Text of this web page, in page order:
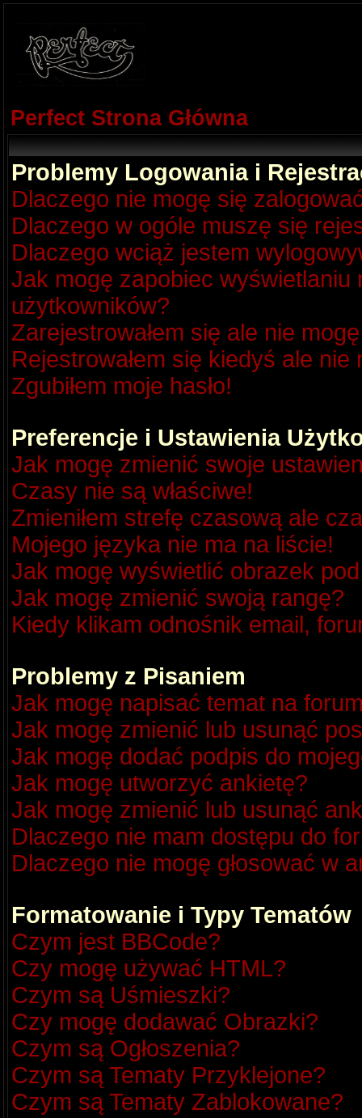
Perfect Strona Główna
Problemy Logowania i
Dlaczego nie mogę się
Dlaczego w ogóle muszę się
Dlaczego wciąż jestem
Jak mogę zapobiec
użytkowników?
Zarejestrowałem się ale nie
Rejestrowałem się kiedyś ale
Zgubiłem moje hasło!
Preferencje i Ustawienia
Jak mogę zmienić swoje
Czasy nie są właściwe!
Zmieniłem strefę czasową ale
Mojego języka nie ma na liście!
Jak mogę wyświetlić obrazek
Jak mogę zmienić swoją rangę?
Kiedy klikam odnośnik email,
Problemy z Pisaniem
Jak mogę napisać temat na
Jak mogę zmienić lub usunąć
Jak mogę dodać podpis do
Jak mogę utworzyć ankietę?
Jak mogę zmienić lub usunąć
Dlaczego nie mam dostępu do
Dlaczego nie mogę głosować w
Formatowanie i Typy Tematów
Czym jest BBCode?
Czy mogę używać HTML?
Czym są Uśmieszki?
Czy mogę dodawać Obrazki?
Czym są Ogłoszenia?
Czym są Tematy Przyklejone?
Czym są Tematy Zablokowane?